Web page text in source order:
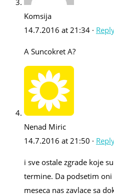
Komsija
14.7.2016 at 21:34 ·
A Suncokret A?
Nenad Miric
14.7.2016 at 21:50 ·
i sve ostale zgrade koje
termine. Da podsetim
meseca nas zavlace sa